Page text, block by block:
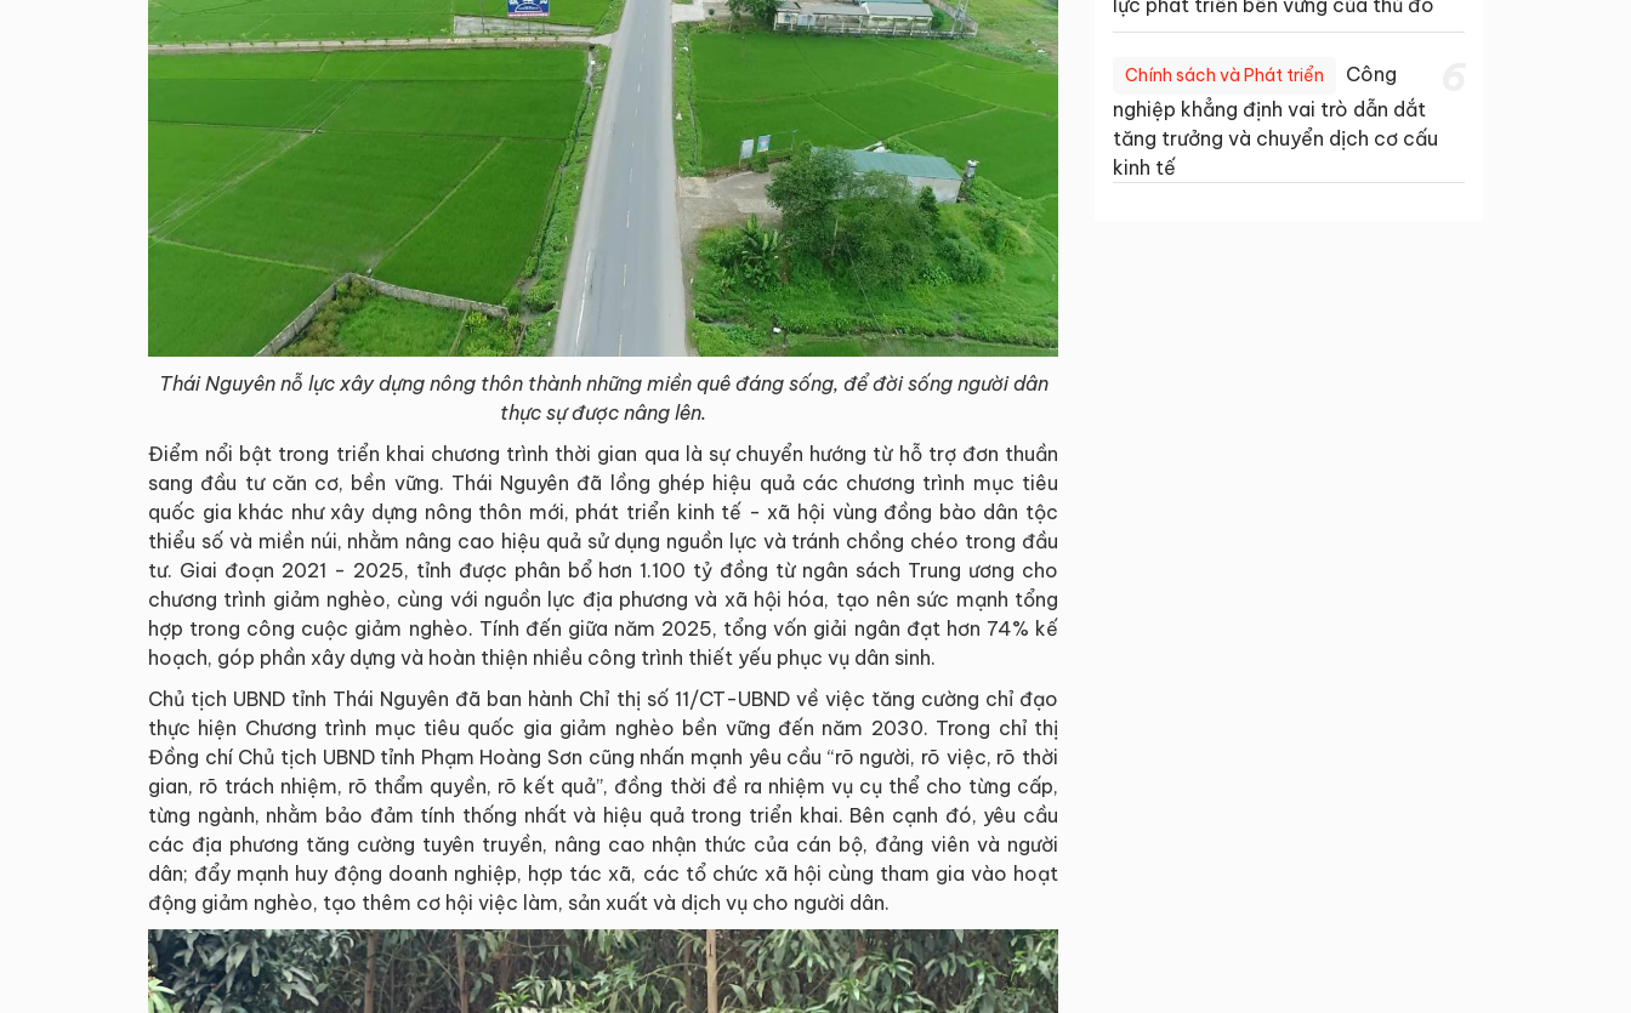
Thái Nguyên nỗ lực xây dựng nông thôn thành những miền quê đáng sống, để đời sống người dân
thực sự được nâng lên.
Điểm nổi bật trong triển khai chương trình thời gian qua là sự chuyển hướng từ hỗ trợ đơn thuần
sang đầu tư căn cơ, bền vững. Thái Nguyên đã lồng ghép hiệu quả các chương trình mục tiêu
quốc gia khác như xây dựng nông thôn mới, phát triển kinh tế - xã hội vùng đồng bào dân tộc
thiểu số và miền núi, nhằm nâng cao hiệu quả sử dụng nguồn lực và tránh chồng chéo trong đầu
tư. Giai đoạn 2021 - 2025, tỉnh được phân bổ hơn 1.100 tỷ đồng từ ngân sách Trung ương cho
chương trình giảm nghèo, cùng với nguồn lực địa phương và xã hội hóa, tạo nên sức mạnh tổng
hợp trong công cuộc giảm nghèo. Tính đến giữa năm 2025, tổng vốn giải ngân đạt hơn 74% kế
hoạch, góp phần xây dựng và hoàn thiện nhiều công trình thiết yếu phục vụ dân sinh.
Chủ tịch UBND tỉnh Thái Nguyên đã ban hành Chỉ thị số 11/CT-UBND về việc tăng cường chỉ đạo
thực hiện Chương trình mục tiêu quốc gia giảm nghèo bền vững đến năm 2030. Trong chỉ thị
Đồng chí Chủ tịch UBND tỉnh Phạm Hoàng Sơn cũng nhấn mạnh yêu cầu “rõ người, rõ việc, rõ thời
gian, rõ trách nhiệm, rõ thẩm quyền, rõ kết quả”, đồng thời đề ra nhiệm vụ cụ thể cho từng cấp,
từng ngành, nhằm bảo đảm tính thống nhất và hiệu quả trong triển khai. Bên cạnh đó, yêu cầu
các địa phương tăng cường tuyên truyền, nâng cao nhận thức của cán bộ, đảng viên và người
dân; đẩy mạnh huy động doanh nghiệp, hợp tác xã, các tổ chức xã hội cùng tham gia vào hoạt
động giảm nghèo, tạo thêm cơ hội việc làm, sản xuất và dịch vụ cho người dân.
lực phát triển bền vững của thủ đô
Chính sách và Phát triển
Công
nghiệp khẳng định vai trò dẫn dắt
tăng trưởng và chuyển dịch cơ cấu
kinh tế